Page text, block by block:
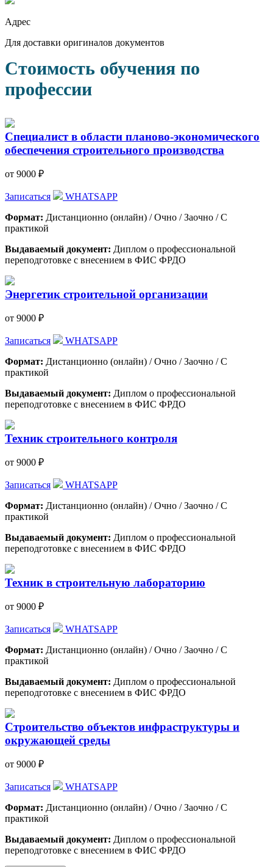
Адрес
Для доставки оригиналов документов
Стоимость обучения по
профессии
Специалист в области планово-экономического
обеспечения строительного производства
от 9000 ₽
Записаться
WHATSAPP
Формат: Дистанционно (онлайн) / Очно / Заочно / С
практикой
Выдаваемый документ: Диплом о профессиональной
переподготовке с внесением в ФИС ФРДО
Энергетик строительной организации
от 9000 ₽
Записаться
WHATSAPP
Формат: Дистанционно (онлайн) / Очно / Заочно / С
практикой
Выдаваемый документ: Диплом о профессиональной
переподготовке с внесением в ФИС ФРДО
Техник строительного контроля
от 9000 ₽
Записаться
WHATSAPP
Формат: Дистанционно (онлайн) / Очно / Заочно / С
практикой
Выдаваемый документ: Диплом о профессиональной
переподготовке с внесением в ФИС ФРДО
Техник в строительную лабораторию
от 9000 ₽
Записаться
WHATSAPP
Формат: Дистанционно (онлайн) / Очно / Заочно / С
практикой
Выдаваемый документ: Диплом о профессиональной
переподготовке с внесением в ФИС ФРДО
Строительство объектов инфраструктуры и
окружающей среды
от 9000 ₽
Записаться
WHATSAPP
Формат: Дистанционно (онлайн) / Очно / Заочно / С
практикой
Выдаваемый документ: Диплом о профессиональной
переподготовке с внесением в ФИС ФРДО